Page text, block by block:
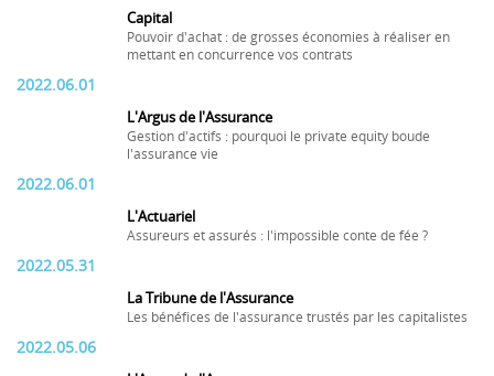
Capital
Pouvoir d'achat : de grosses économies à réaliser en
mettant en concurrence vos contrats
2022.06.01
L'Argus de l'Assurance
Gestion d'actifs : pourquoi le private equity boude
l'assurance vie
2022.06.01
L'Actuariel
Assureurs et assurés : l'impossible conte de fée ?
2022.05.31
La Tribune de l'Assurance
Les bénéfices de l'assurance trustés par les capitalistes
2022.05.06